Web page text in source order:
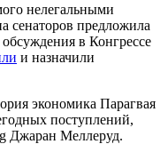
нелегальными
сенаторов предложила
в Конгрессе
и назначили
экономика Парагвая
поступлений,
Джаран Меллеруд.